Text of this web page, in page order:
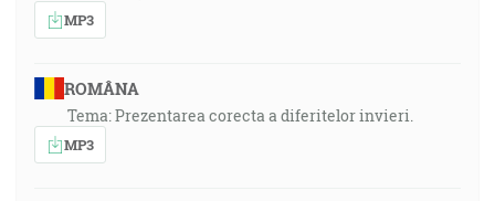
MP3
ROMÂNA
Tema: Prezentarea corecta a diferitelor invieri.
MP3